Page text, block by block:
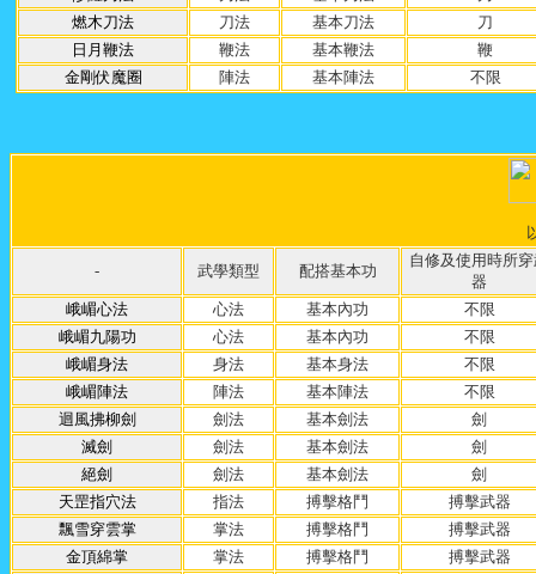
燃木刀法
刀法 基本刀法
刀
日月鞭法
鞭法 基本鞭法
鞭
金剛伏魔圈
陣法 基本陣法 不限
- 武學類型 配搭基本功
自修及使用時所
器
峨嵋心法
心法 基本內功
不限
峨嵋九陽功
心法 基本內功
不限
峨嵋身法
身法 基本身法
不限
峨嵋陣法
陣法 基本陣法
不限
迴風拂柳劍
劍法 基本劍法
劍
滅劍
劍法 基本劍法
劍
絕劍
劍法 基本劍法
劍
天罡指穴法
指法 搏擊格鬥
搏擊武器
飄雪穿雲掌
掌法 搏擊格鬥
搏擊武器
金頂綿掌
掌法 搏擊格鬥
搏擊武器